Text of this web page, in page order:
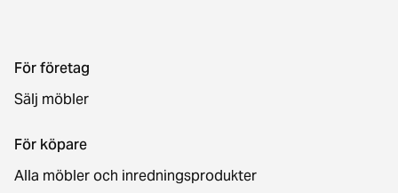
För företag
Sälj möbler
För köpare
Alla möbler och inredningsprodukter